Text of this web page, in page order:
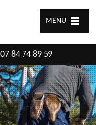
MENU
07 84 74 89 59